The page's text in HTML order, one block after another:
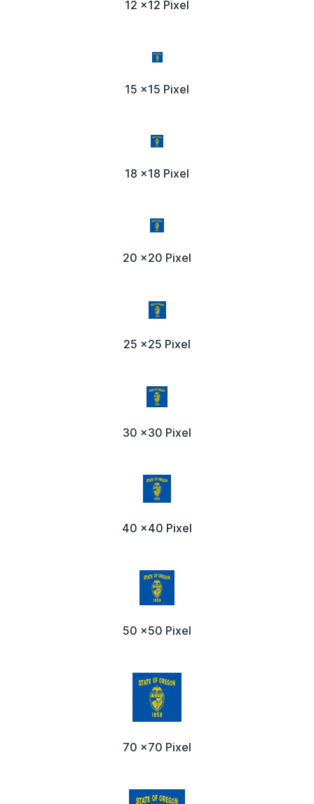
12 x12 Pixel
15 x15 Pixel
18 x18 Pixel
20 x20 Pixel
25 x25 Pixel
30 x30 Pixel
40 x40 Pixel
50 x50 Pixel
70 x70 Pixel